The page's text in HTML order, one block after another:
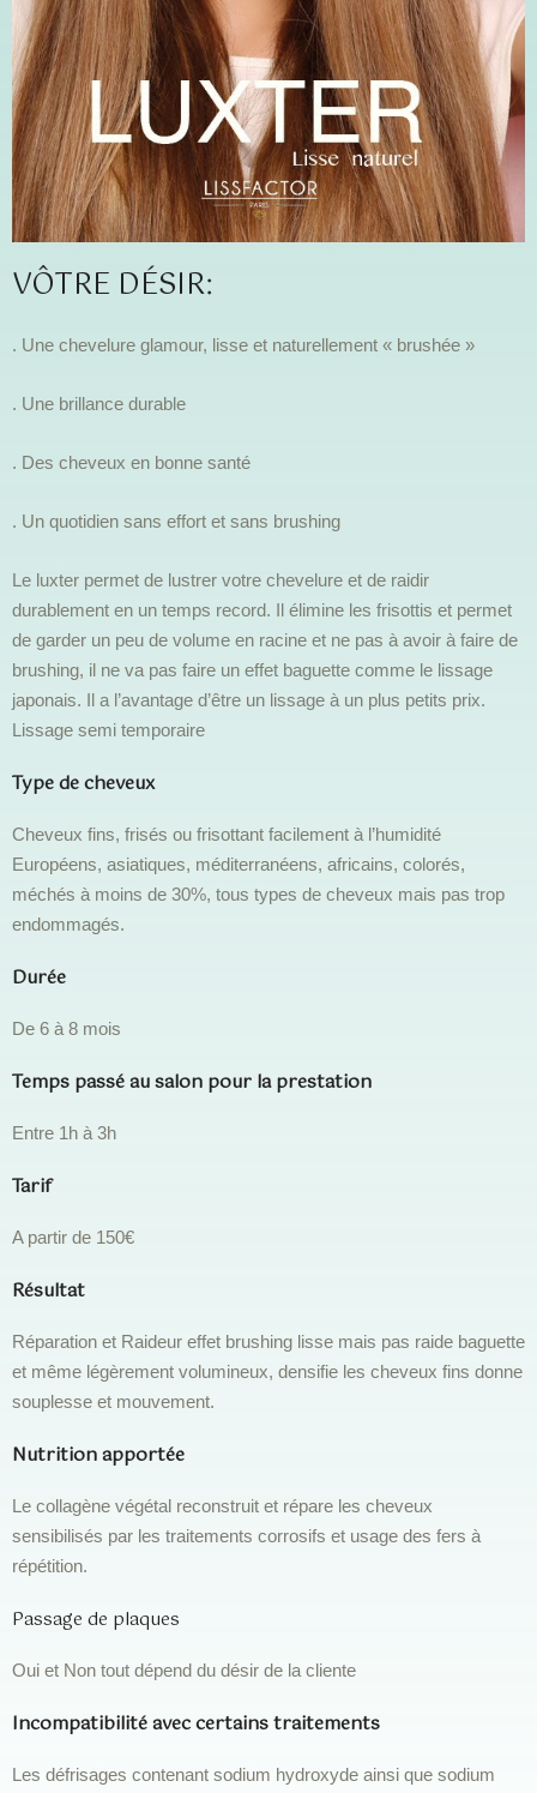
VÔTRE DÉSIR:
. Une chevelure glamour, lisse et naturellement « brushée »
. Une brillance durable
. Des cheveux en bonne santé
. Un quotidien sans effort et sans brushing
Le luxter permet de lustrer votre chevelure et de raidir
durablement en un temps record. Il élimine les frisottis et permet
de garder un peu de volume en racine et ne pas à avoir à faire de
brushing, il ne va pas faire un effet baguette comme le lissage
japonais. Il a l’avantage d’être un lissage à un plus petits prix.
Lissage semi temporaire
Type de cheveux
Cheveux fins, frisés ou frisottant facilement à l’humidité
Européens, asiatiques, méditerranéens, africains, colorés,
méchés à moins de 30%, tous types de cheveux mais pas trop
endommagés.
Durée
De 6 à 8 mois
Temps passé au salon pour la prestation
Entre 1h à 3h
Tarif
A partir de 150€
Résultat
Réparation et Raideur effet brushing lisse mais pas raide baguette
et même légèrement volumineux, densifie les cheveux fins donne
souplesse et mouvement.
Nutrition apportée
Le collagène végétal reconstruit et répare les cheveux
sensibilisés par les traitements corrosifs et usage des fers à
répétition.
Passage de plaques
Oui et Non tout dépend du désir de la cliente
Incompatibilité avec certains traitements
Les défrisages contenant sodium hydroxyde ainsi que sodium